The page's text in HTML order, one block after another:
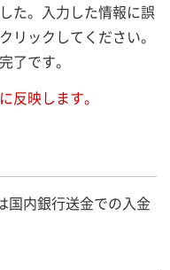
た。入力した情報に誤
リックしてください。
了です。
反映します。
内銀行送金での入金